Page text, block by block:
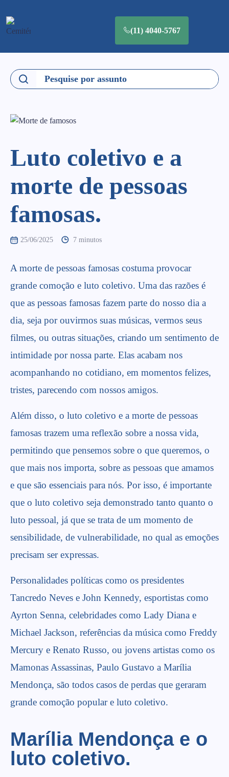
(11) 4040-5767
Luto coletivo e a
morte de pessoas
famosas.
25/06/2025 7 minutos
A morte de pessoas famosas costuma provocar
grande comoção e luto coletivo. Uma das razões é
que as pessoas famosas fazem parte do nosso dia a
dia, seja por ouvirmos suas músicas, vermos seus
filmes, ou outras situações, criando um sentimento de
intimidade por nossa parte. Elas acabam nos
acompanhando no cotidiano, em momentos felizes,
tristes, parecendo com nossos amigos.
Além disso, o luto coletivo e a morte de pessoas
famosas trazem uma reflexão sobre a nossa vida,
permitindo que pensemos sobre o que queremos, o
que mais nos importa, sobre as pessoas que amamos
e que são essenciais para nós. Por isso, é importante
que o luto coletivo seja demonstrado tanto quanto o
luto pessoal, já que se trata de um momento de
sensibilidade, de vulnerabilidade, no qual as emoções
precisam ser expressas.
Personalidades políticas como os presidentes
Tancredo Neves e John Kennedy, esportistas como
Ayrton Senna, celebridades como Lady Diana e
Michael Jackson, referências da música como Freddy
Mercury e Renato Russo, ou jovens artistas como os
Mamonas Assassinas, Paulo Gustavo a Marília
Mendonça, são todos casos de perdas que geraram
grande comoção popular e luto coletivo.
Marília Mendonça e o
luto coletivo.